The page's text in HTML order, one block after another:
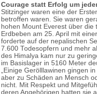
Courage statt Erfolg um
Stitzinger waren eine der
betroffen waren. Sie waren
hohen Mount Everest über die
Erdbeben am 25. April mit
forderte auf der nepalischen
7.600 Todesopfern und mehr
des Himalya kam nur zu
im Basislager in 5160 Meter
„Einige Gerölllawinen gingen
aber zu Schäden an Mensch
nicht. Mit Respekt und
deren Angehörigen hatten sie